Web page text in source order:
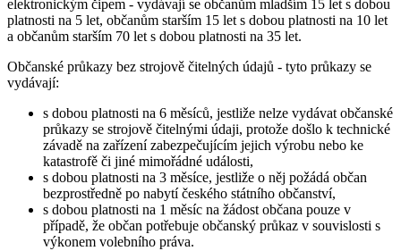
elektronickým čipem - vydávají se občanům mladším 15 let s dobou
platnosti na 5 let, občanům starším 15 let s dobou platnosti na 10 let
a občanům starším 70 let s dobou platnosti na 35 let.
Občanské průkazy bez strojově čitelných údajů - tyto průkazy se
vydávají:
s dobou platnosti na 6 měsíců, jestliže nelze vydávat občanské
průkazy se strojově čitelnými údaji, protože došlo k technické
závadě na zařízení zabezpečujícím jejich výrobu nebo ke
katastrofě či jiné mimořádné události,
s dobou platnosti na 3 měsíce, jestliže o něj požádá občan
bezprostředně po nabytí českého státního občanství,
s dobou platnosti na 1 měsíc na žádost občana pouze v
případě, že občan potřebuje občanský průkaz v souvislosti s
výkonem volebního práva.